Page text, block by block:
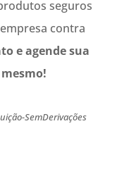
seguros
contra
e agende sua
SemDerivações